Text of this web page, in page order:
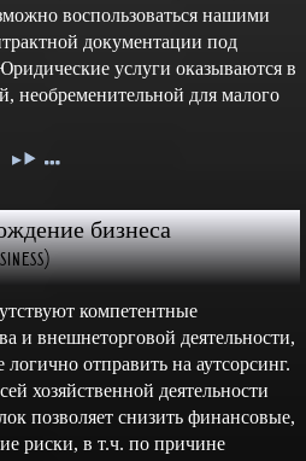
воспользоваться нашими
документации под
услуги оказываются в
необременительной для малого
бизнеса
компетентные
и внешнеторговой деятельности,
отправить на аутсорсинг.
хозяйственной деятельности
позволяет снизить финансовые,
риски, в т.ч. по причине